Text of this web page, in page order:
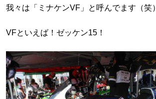
我々は「ミナケンVF」と呼んでます（笑
VFといえば！ゼッケン15！